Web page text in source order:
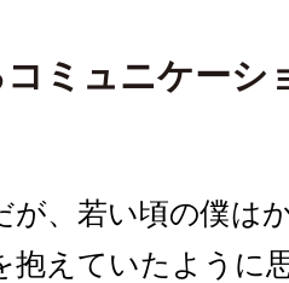
ミュニケーシ
が、若い頃の僕は
抱えていたように